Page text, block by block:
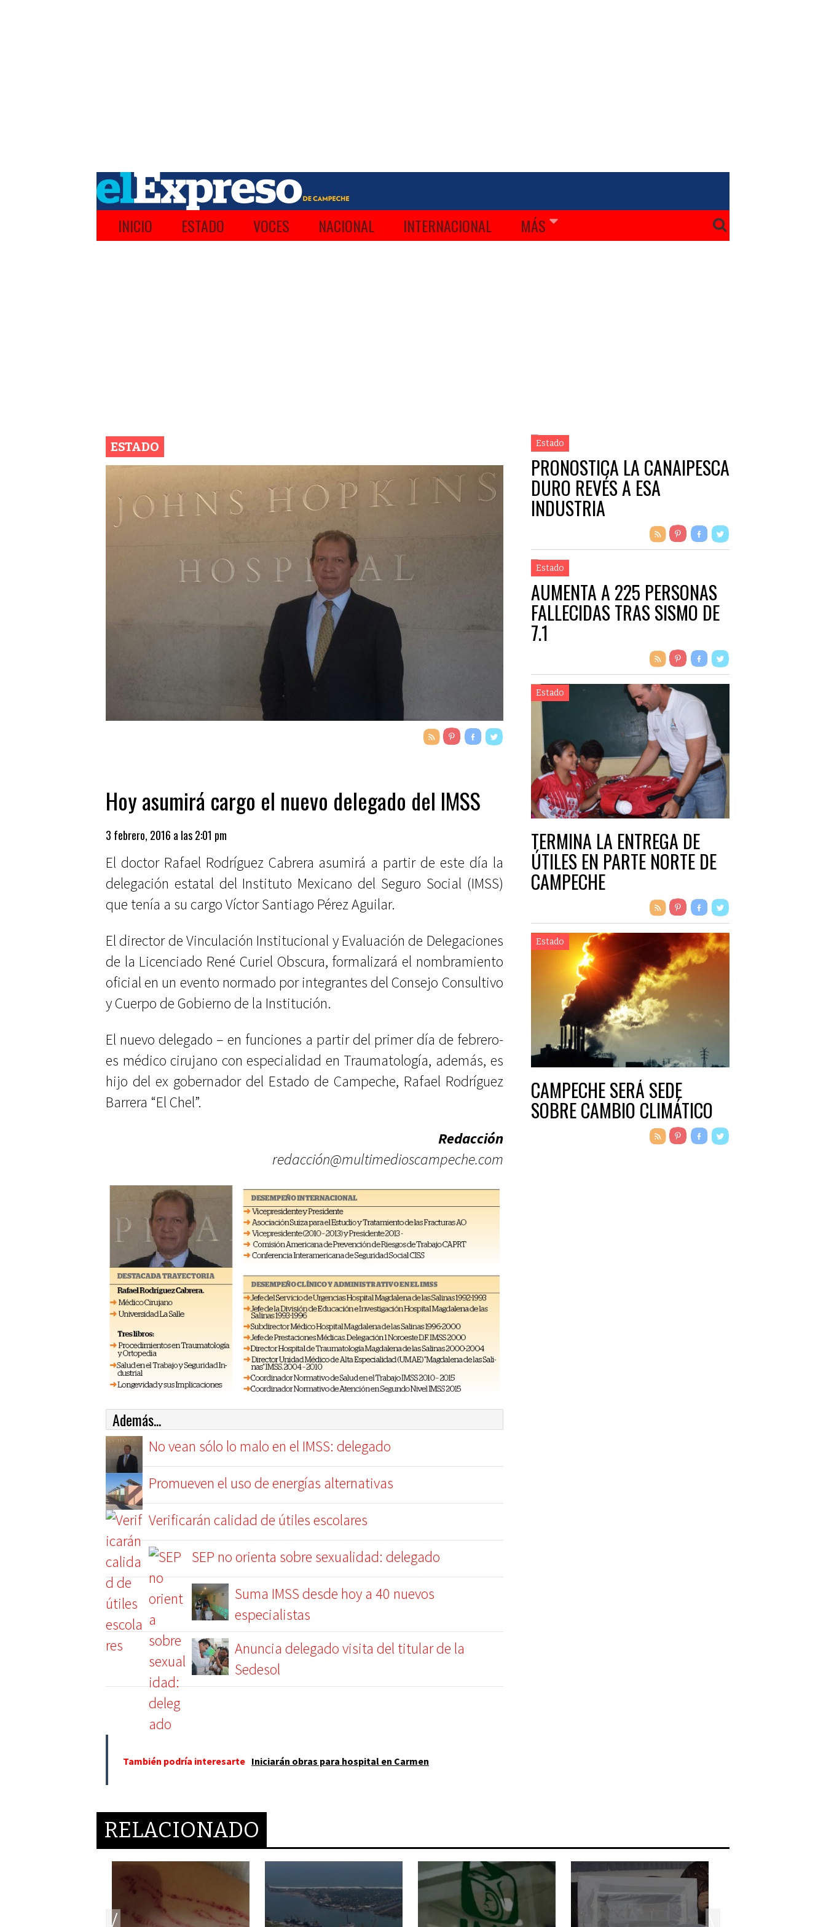
INICIO ESTADO VOCES NACIONAL INTERNACIONAL MÁS
ESTADO
Hoy asumirá cargo el nuevo delegado del IMSS
3 febrero, 2016 a las 2:01 pm
El doctor Rafael Rodríguez Cabrera asumirá a partir de este día la
delegación estatal del Instituto Mexicano del Seguro Social (IMSS)
que tenía a su cargo Víctor Santiago Pérez Aguilar.
El director de Vinculación Institucional y Evaluación de Delegaciones
de la Licenciado René Curiel Obscura, formalizará el nombramiento
oficial en un evento normado por integrantes del Consejo Consultivo
y Cuerpo de Gobierno de la Institución.
El nuevo delegado – en funciones a partir del primer día de febrero-
es médico cirujano con especialidad en Traumatología, además, es
hijo del ex gobernador del Estado de Campeche, Rafael Rodríguez
Barrera “El Chel”.
Redacción
redacción@multimedioscampeche.com
Además...
No vean sólo lo malo en el IMSS: delegado
Promueven el uso de energías alternativas
Verificarán calidad de útiles escolares
SEP no orienta sobre sexualidad: delegado
Suma IMSS desde hoy a 40 nuevos
especialistas
Anuncia delegado visita del titular de la
Sedesol
También podría interesarte Iniciarán obras para hospital en Carmen
Estado
PRONOSTICA LA CANAIPESCA
DURO REVÉS A ESA
INDUSTRIA
Estado
AUMENTA A 225 PERSONAS
FALLECIDAS TRAS SISMO DE
7.1
Estado
TERMINA LA ENTREGA DE
ÚTILES EN PARTE NORTE DE
CAMPECHE
Estado
CAMPECHE SERÁ SEDE
SOBRE CAMBIO CLIMÁTICO
RELACIONADO